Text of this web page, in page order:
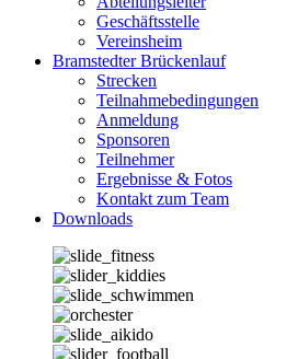
Geschäftsstelle
Vereinsheim
Bramstedter Brückenlauf
Strecken
Teilnahmebedingungen
Anmeldung
Sponsoren
Teilnehmer
Ergebnisse & Fotos
Kontakt zum Team
Downloads